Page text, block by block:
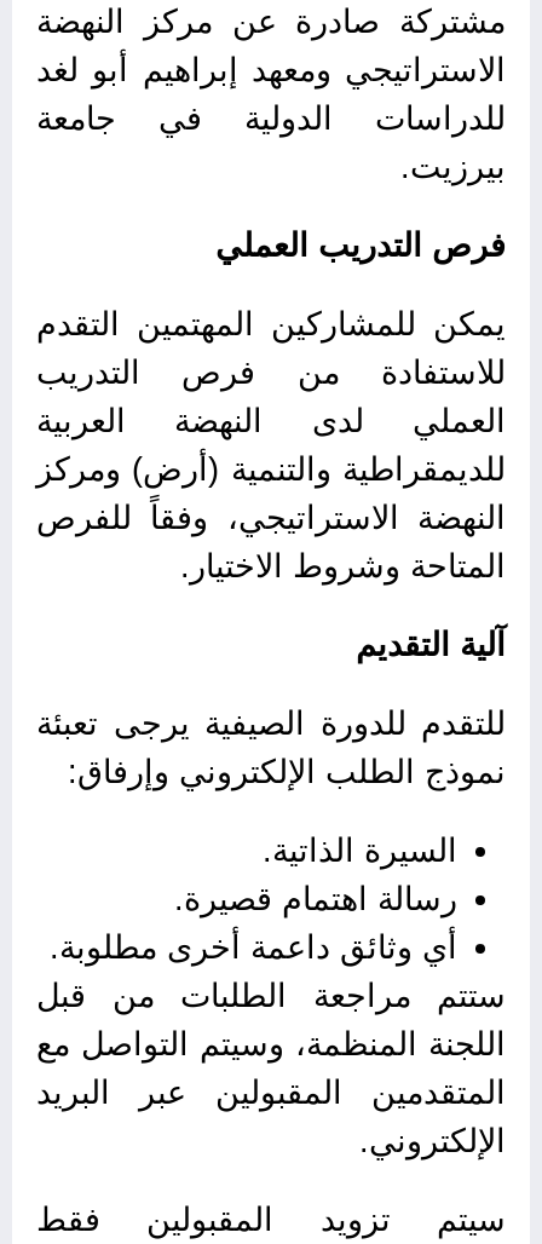
مشتركة صادرة عن مركز النهضة
الاستراتيجي ومعهد إبراهيم أبو لغد
للدراسات الدولية في جامعة
بيرزيت.
فرص التدريب العملي
يمكن للمشاركين المهتمين التقدم
للاستفادة من فرص التدريب
العملي لدى النهضة العربية
للديمقراطية والتنمية (أرض) ومركز
النهضة الاستراتيجي، وفقاً للفرص
المتاحة وشروط الاختيار.
آلية التقديم
للتقدم للدورة الصيفية يرجى تعبئة
نموذج الطلب الإلكتروني وإرفاق:
السيرة الذاتية.
رسالة اهتمام قصيرة.
أي وثائق داعمة أخرى مطلوبة.
ستتم مراجعة الطلبات من قبل
اللجنة المنظمة، وسيتم التواصل مع
المتقدمين المقبولين عبر البريد
الإلكتروني.
سيتم تزويد المقبولين فقط